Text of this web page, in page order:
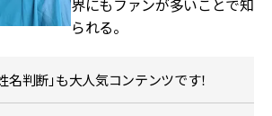
界にもファンが多いことで知
られる。
名判断」も大人気コンテンツです！